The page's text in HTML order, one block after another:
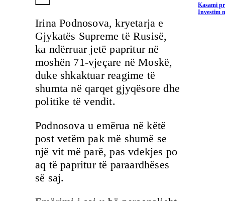
Irina Podnosova, kryetarja e
Gjykatës Supreme të Rusisë,
ka ndërruar jetë papritur në
moshën 71-vjeçare në Moskë,
duke shkaktuar reagime të
shumta në qarqet gjyqësore dhe
politike të vendit.
Podnosova u emërua në këtë
post vetëm pak më shumë se
një vit më parë, pas vdekjes po
aq të papritur të paraardhëses
së saj.
Kasami
Investim